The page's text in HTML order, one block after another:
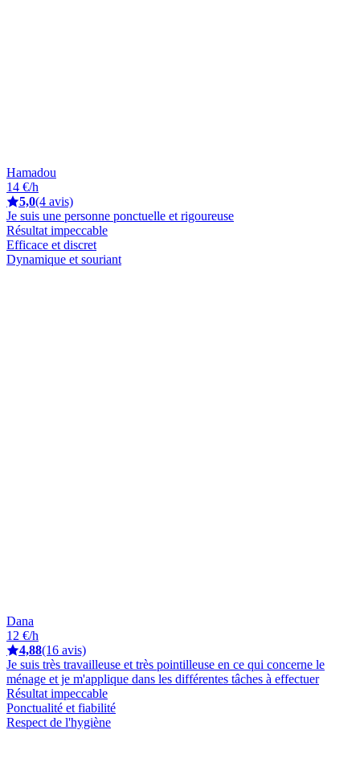
Hamadou
14 €/h
5,0(4 avis)
Je suis une personne ponctuelle et rigoureuse
Résultat impeccable
Efficace et discret
Dynamique et souriant
Dana
12 €/h
4,88(16 avis)
Je suis très travailleuse et très pointilleuse en ce qui concerne le
ménage et je m'applique dans les différentes tâches à effectuer
Résultat impeccable
Ponctualité et fiabilité
Respect de l'hygiène